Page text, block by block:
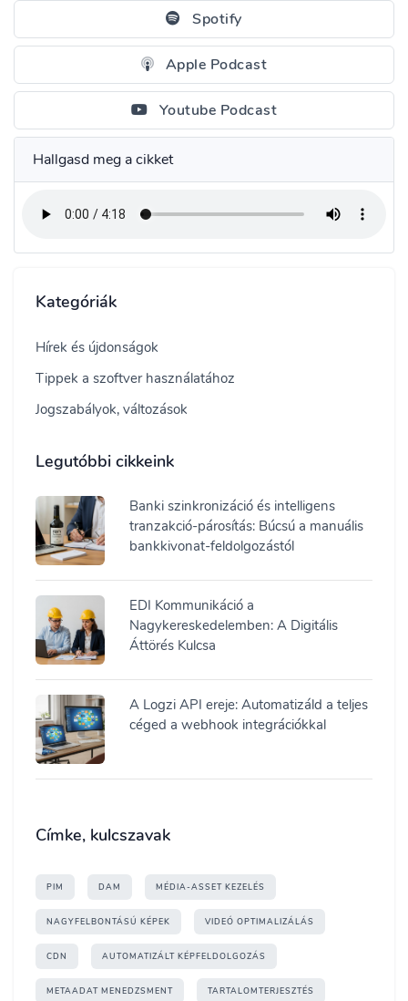
Spotify
Apple Podcast
Youtube Podcast
Hallgasd meg a cikket
Kategóriák
Hírek és újdonságok
Tippek a szoftver használatához
Jogszabályok, változások
Legutóbbi cikkeink
Banki szinkronizáció és intelligens
tranzakció-párosítás: Búcsú a manuális
bankkivonat-feldolgozástól
EDI Kommunikáció a
Nagykereskedelemben: A Digitális
Áttörés Kulcsa
A Logzi API ereje: Automatizáld a teljes
céged a webhook integrációkkal
Címke, kulcszavak
PIM DAM MÉDIA-ASSET KEZELÉS
NAGYFELBONTÁSÚ KÉPEK VIDEÓ OPTIMALIZÁLÁS
CDN AUTOMATIZÁLT KÉPFELDOLGOZÁS
METAADAT MENEDZSMENT TARTALOMTERJESZTÉS